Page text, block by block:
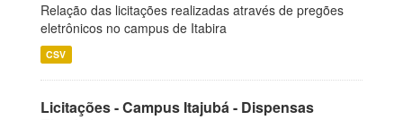
Relação das licitações realizadas através de pregões
eletrônicos no campus de Itabira
CSV
Licitações - Campus Itajubá - Dispensas